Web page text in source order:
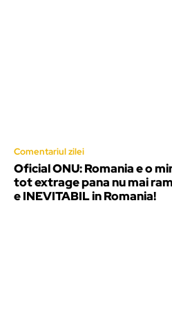
Comentariul zilei
Oficial ONU: Romania e o
tot extrage pana nu mai
e INEVITABIL in Romania!